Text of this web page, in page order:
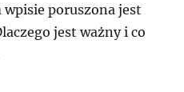
poruszona jest
jest ważny i co